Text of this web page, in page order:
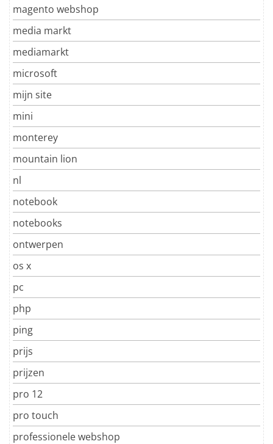
magento webshop
media markt
mediamarkt
microsoft
mijn site
mini
monterey
mountain lion
nl
notebook
notebooks
ontwerpen
os x
pc
php
ping
prijs
prijzen
pro 12
pro touch
professionele webshop